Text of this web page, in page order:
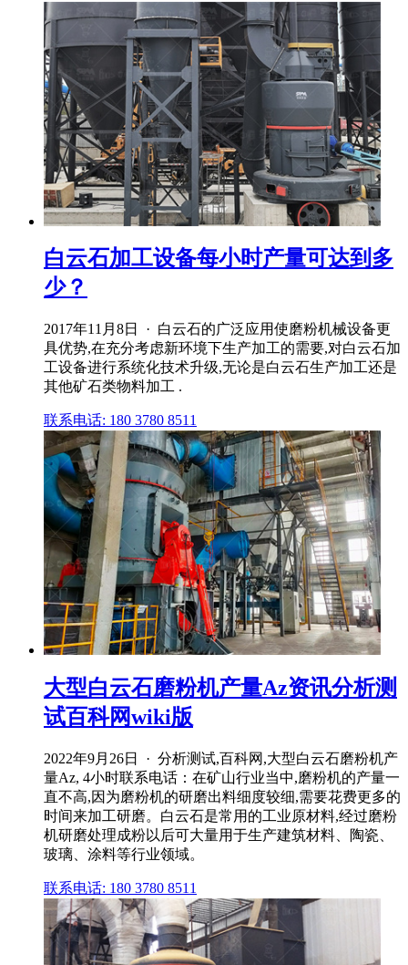
白云石加工设备每小时产量可达到多
少？
2017年11月8日 · 白云石的广泛应用使磨粉机械设备更
具优势,在充分考虑新环境下生产加工的需要,对白云石加
工设备进行系统化技术升级,无论是白云石生产加工还是
其他矿石类物料加工 .
联系电话: 180 3780 8511
大型白云石磨粉机产量Az资讯分析测
试百科网wiki版
2022年9月26日 · 分析测试,百科网,大型白云石磨粉机产
量Az, 4小时联系电话：在矿山行业当中,磨粉机的产量一
直不高,因为磨粉机的研磨出料细度较细,需要花费更多的
时间来加工研磨。白云石是常用的工业原材料,经过磨粉
机研磨处理成粉以后可大量用于生产建筑材料、陶瓷、
玻璃、涂料等行业领域。
联系电话: 180 3780 8511